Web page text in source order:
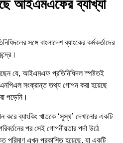
আইএমএফের ব্যাখ্যা
সঙ্গে বাংলাদেশ ব্যাংকের কর্মকর্তাদের
যে, আইএমএফ প্রতিনিধিদল স্পষ্টতই
সংক্রান্ত তথ্য গোপন করা হয়েছে
পড়েনি।
ব্যাংকিং খাতকে ‘সুস্থ’ দেখানোর একটি
পর সেই গোপনীয়তার পর্দা উঠে
এখন প্রকাশিত হয়েছে, যা একটি